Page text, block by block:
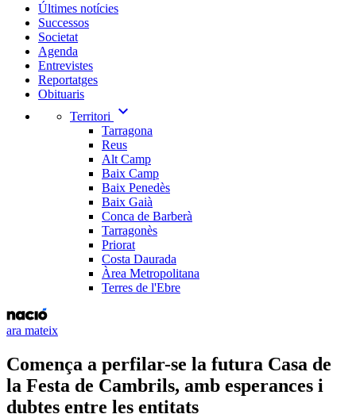
Últimes notícies
Successos
Societat
Agenda
Entrevistes
Reportatges
Obituaris
Territori
expand_more
Tarragona
Reus
Alt Camp
Baix Camp
Baix Penedès
Baix Gaià
Conca de Barberà
Tarragonès
Priorat
Costa Daurada
Àrea Metropolitana
Terres de l'Ebre
ara mateix
Comença a perfilar-se la futura Casa de
la Festa de Cambrils, amb esperances i
dubtes entre les entitats